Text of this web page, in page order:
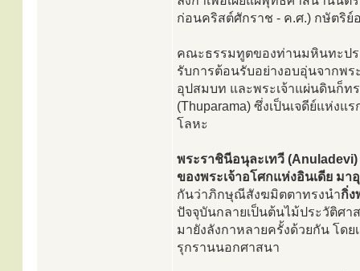
ก่อนคริสต์ศักราช - ค.ศ.) กษัตริย์
คณะธรรมทูตของท่านมหินทะปร
รับการต้อนรับอย่างอบอุ่นจากพ
อุปสมบท และพระเจ้าแผ่นดินก็ท
(Thuparama) ซึ่งเป็นเจดีย์แห่งแ
โลหะ
พระราชินีอนุละเทวี (Anuladevi)
ของพระเจ้าอโศกแห่งอินเดีย ม
กันว่าภิกษุณีสังฆมิตตาทรงนำกิ่ง
ปัจจุบันกลายเป็นต้นไม้ประวัติศา
มายังลังกาหลายครั้งด้วยกัน โด
รุกรานนอกศาสนา